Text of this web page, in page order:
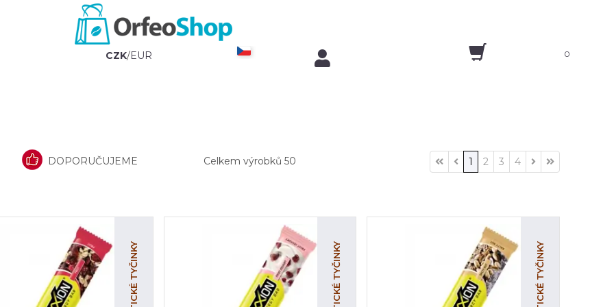
CZK/EUR 0
DOPORUČUJEME Celkem výrobků 50 1 2 3 4